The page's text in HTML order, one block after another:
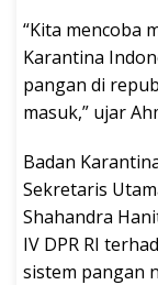
“Kita mencoba
Karantina
pangan di
masuk,” ujar
Badan
Sekretaris
Shahandra
IV DPR RI
sistem pangan